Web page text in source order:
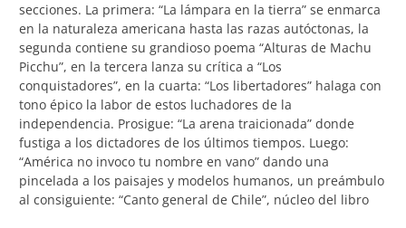
secciones. La primera: “La lámpara en la tierra” se enmarca
en la naturaleza americana hasta las razas autóctonas, la
segunda contiene su grandioso poema “Alturas de Machu
Picchu”, en la tercera lanza su crítica a “Los
conquistadores”, en la cuarta: “Los libertadores” halaga con
tono épico la labor de estos luchadores de la
independencia. Prosigue: “La arena traicionada” donde
fustiga a los dictadores de los últimos tiempos. Luego:
“América no invoco tu nombre en vano” dando una
pincelada a los paisajes y modelos humanos, un preámbulo
al consiguiente: “Canto general de Chile”, núcleo del libro